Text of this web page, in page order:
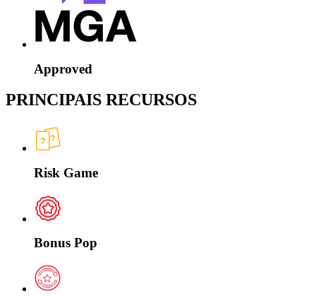
Approved
PRINCIPAIS RECURSOS
Risk Game
Bonus Pop